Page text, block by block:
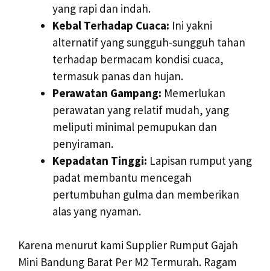
yang rapi dan indah.
Kebal Terhadap Cuaca: Ini yakni
alternatif yang sungguh-sungguh tahan
terhadap bermacam kondisi cuaca,
termasuk panas dan hujan.
Perawatan Gampang: Memerlukan
perawatan yang relatif mudah, yang
meliputi minimal pemupukan dan
penyiraman.
Kepadatan Tinggi: Lapisan rumput yang
padat membantu mencegah
pertumbuhan gulma dan memberikan
alas yang nyaman.
Karena menurut kami Supplier Rumput Gajah
Mini Bandung Barat Per M2 Termurah. Ragam